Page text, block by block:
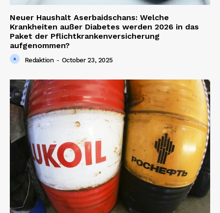
Neuer Haushalt Aserbaidschans: Welche
Krankheiten außer Diabetes werden 2026 in das
Paket der Pflichtkrankenversicherung
aufgenommen?
Redaktion - October 23, 2025